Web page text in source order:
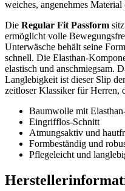
weiches, angenehmes
Die Regular Fit Passform
ermöglicht volle
Unterwäsche behält seine
schnell. Die Elasthan-
elastisch und anschmiegsam.
Langlebigkeit ist dieser Slip
zeitloser Klassiker für Herren,
Baumwolle mit
Eingrifflos-Schnitt
Atmungsaktiv und
Formbeständig und
Pflegeleicht und